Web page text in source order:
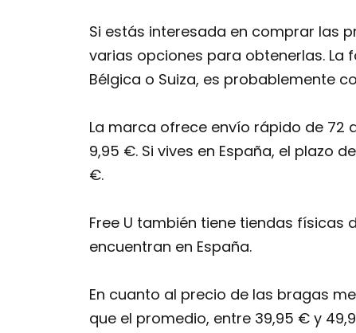
Si estás interesada en comprar las
varias opciones para obtenerlas. La
Bélgica o Suiza, es probablemente
La marca ofrece envío rápido de 72
9,95 €. Si vives en España, el plazo
€.
Free U también tiene tiendas
encuentran en España.
En cuanto al precio de las bragas
que el promedio, entre 39,95 € y